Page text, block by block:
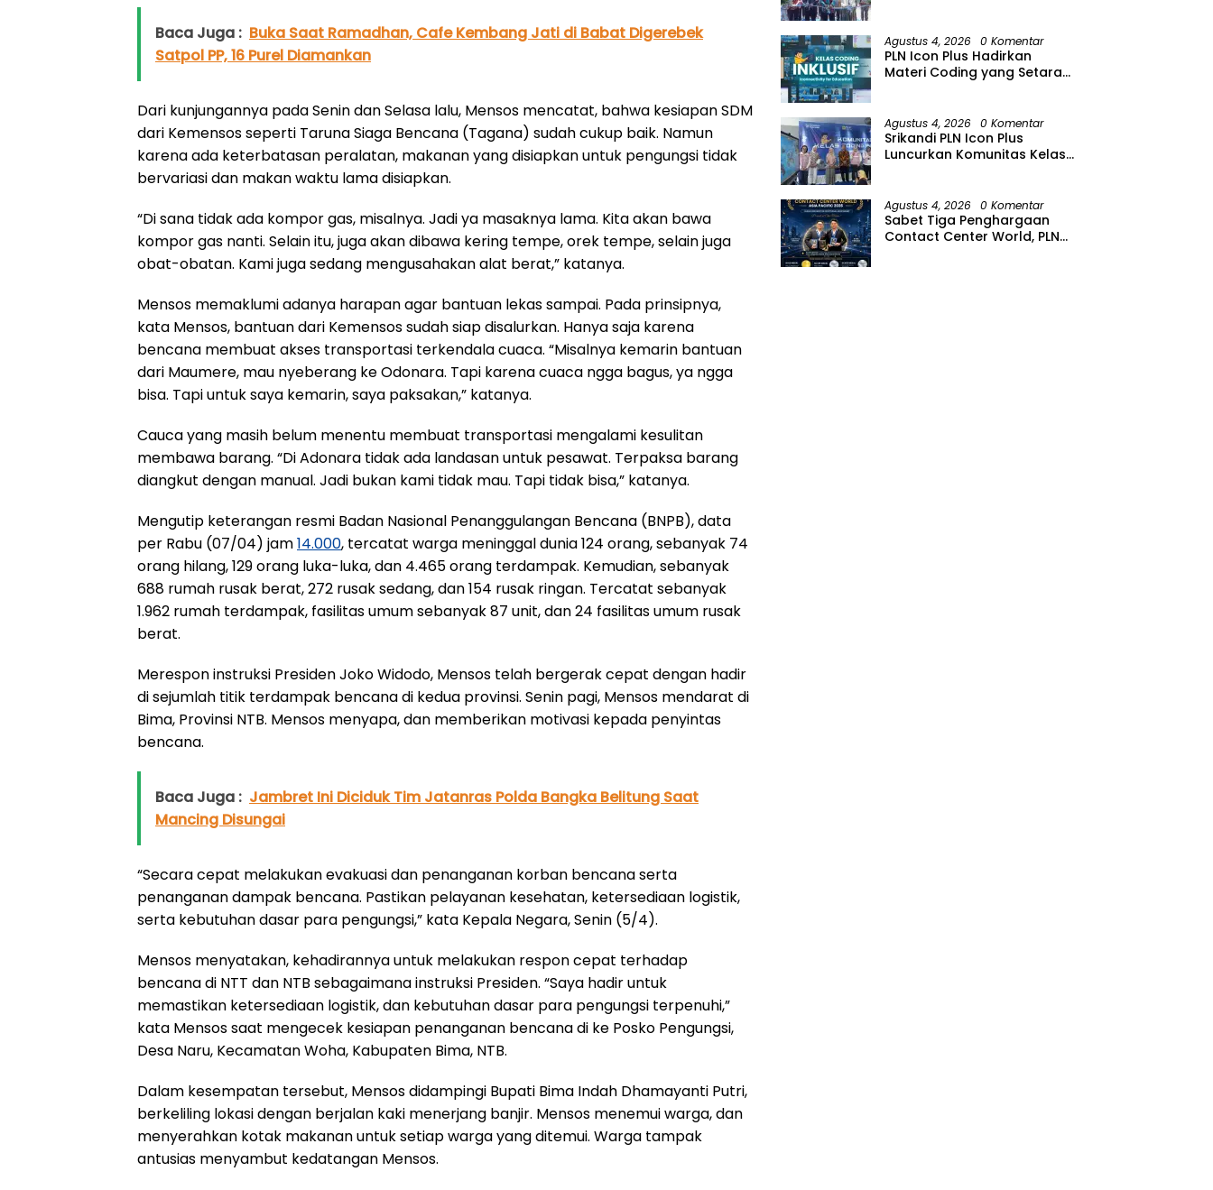
Baca Juga : Buka Saat Ramadhan, Cafe Kembang Jati di Babat Digerebek
Satpol PP, 16 Purel Diamankan
Dari kunjungannya pada Senin dan Selasa lalu, Mensos mencatat, bahwa kesiapan SDM
dari Kemensos seperti Taruna Siaga Bencana (Tagana) sudah cukup baik. Namun
karena ada keterbatasan peralatan, makanan yang disiapkan untuk pengungsi tidak
bervariasi dan makan waktu lama disiapkan.
“Di sana tidak ada kompor gas, misalnya. Jadi ya masaknya lama. Kita akan bawa
kompor gas nanti. Selain itu, juga akan dibawa kering tempe, orek tempe, selain juga
obat-obatan. Kami juga sedang mengusahakan alat berat,” katanya.
Mensos memaklumi adanya harapan agar bantuan lekas sampai. Pada prinsipnya,
kata Mensos, bantuan dari Kemensos sudah siap disalurkan. Hanya saja karena
bencana membuat akses transportasi terkendala cuaca. “Misalnya kemarin bantuan
dari Maumere, mau nyeberang ke Odonara. Tapi karena cuaca ngga bagus, ya ngga
bisa. Tapi untuk saya kemarin, saya paksakan,” katanya.
Cauca yang masih belum menentu membuat transportasi mengalami kesulitan
membawa barang. “Di Adonara tidak ada landasan untuk pesawat. Terpaksa barang
diangkut dengan manual. Jadi bukan kami tidak mau. Tapi tidak bisa,” katanya.
Mengutip keterangan resmi Badan Nasional Penanggulangan Bencana (BNPB), data
per Rabu (07/04) jam14.000, tercatat warga meninggal dunia 124 orang, sebanyak 74
orang hilang, 129 orang luka-luka, dan 4.465 orang terdampak. Kemudian, sebanyak
688 rumah rusak berat, 272 rusak sedang, dan 154 rusak ringan. Tercatat sebanyak
1.962 rumah terdampak, fasilitas umum sebanyak 87 unit, dan 24 fasilitas umum rusak
berat.
Merespon instruksi Presiden Joko Widodo, Mensos telah bergerak cepat dengan hadir
di sejumlah titik terdampak bencana di kedua provinsi. Senin pagi, Mensos mendarat di
Bima, Provinsi NTB. Mensos menyapa, dan memberikan motivasi kepada penyintas
bencana.
Baca Juga : Jambret Ini Diciduk Tim Jatanras Polda Bangka Belitung Saat
Mancing Disungai
“Secara cepat melakukan evakuasi dan penanganan korban bencana serta
penanganan dampak bencana. Pastikan pelayanan kesehatan, ketersediaan logistik,
serta kebutuhan dasar para pengungsi,” kata Kepala Negara, Senin (5/4).
Mensos menyatakan, kehadirannya untuk melakukan respon cepat terhadap
bencana di NTT dan NTB sebagaimana instruksi Presiden. “Saya hadir untuk
memastikan ketersediaan logistik, dan kebutuhan dasar para pengungsi terpenuhi,”
kata Mensos saat mengecek kesiapan penanganan bencana di ke Posko Pengungsi,
Desa Naru, Kecamatan Woha, Kabupaten Bima, NTB.
Dalam kesempatan tersebut, Mensos didampingi Bupati Bima Indah Dhamayanti Putri,
berkeliling lokasi dengan berjalan kaki menerjang banjir. Mensos menemui warga, dan
menyerahkan kotak makanan untuk setiap warga yang ditemui. Warga tampak
antusias menyambut kedatangan Mensos.
Agustus 4, 2026 0 Komentar
PLN Icon Plus Hadirkan
Materi Coding yang Setara
Agustus 4, 2026 0 Komentar
Srikandi PLN Icon Plus
Luncurkan Komunitas Kelas
Agustus 4, 2026 0 Komentar
Sabet Tiga Penghargaan
Contact Center World, PLN